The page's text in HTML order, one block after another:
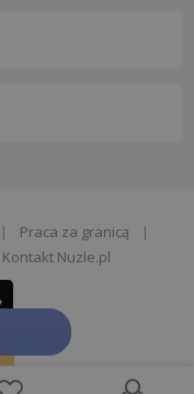
| Praca za granicą
|
Kontakt Nuzle.pl